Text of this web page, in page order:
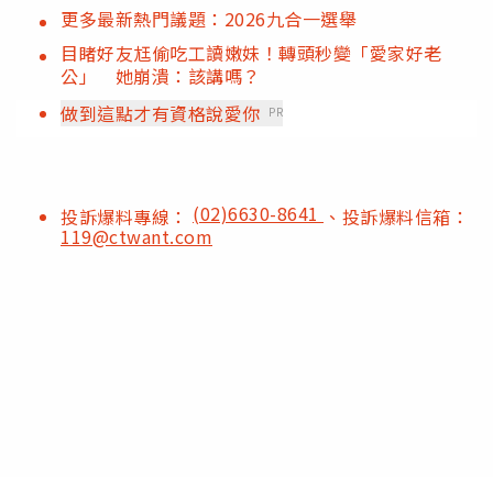
更多最新熱門議題：2026九合一選舉
目睹好友尪偷吃工讀嫩妹！轉頭秒變「愛家好老
公」 她崩潰：該講嗎？
做到這點才有資格說愛你 PR
投訴爆料專線： (02)6630-8641 、投訴爆料信箱：
119@ctwant.com